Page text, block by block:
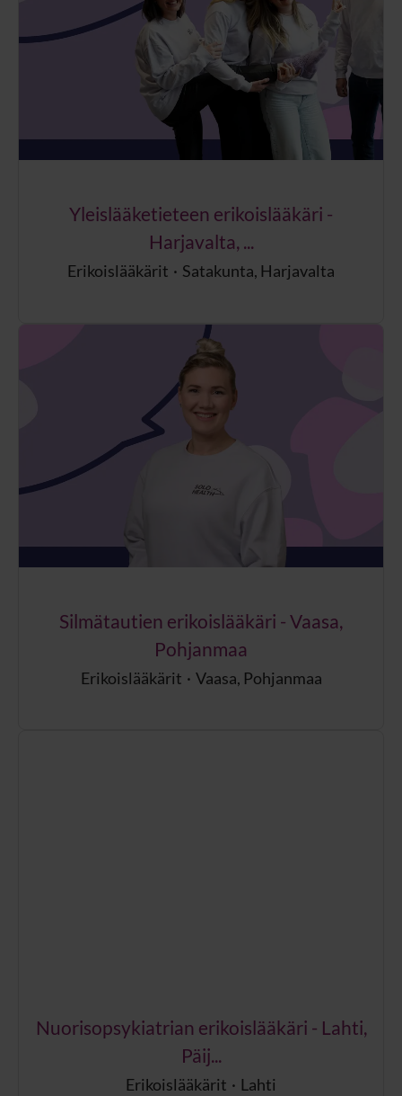
Yleislääketieteen erikoislääkäri -
Harjavalta, ...
Erikoislääkärit · Satakunta, Harjavalta
Silmätautien erikoislääkäri - Vaasa,
Pohjanmaa
Erikoislääkärit · Vaasa, Pohjanmaa
Nuorisopsykiatrian erikoislääkäri - Lahti,
Päij...
Erikoislääkärit · Lahti